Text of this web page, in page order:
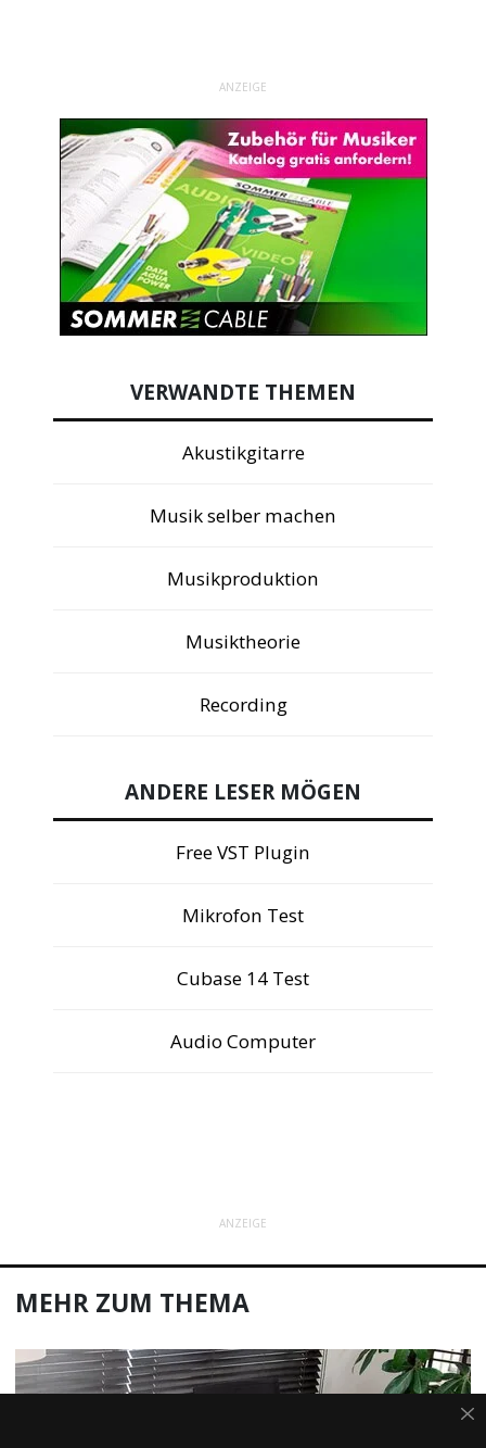
ANZEIGE
VERWANDTE THEMEN
Akustikgitarre
Musik selber machen
Musikproduktion
Musiktheorie
Recording
ANDERE LESER MÖGEN
Free VST Plugin
Mikrofon Test
Cubase 14 Test
Audio Computer
ANZEIGE
MEHR ZUM THEMA